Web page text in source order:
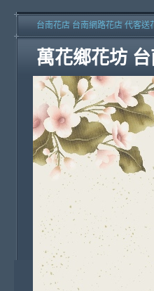
萬花鄉花坊
台南花店 台南網路花店 代客